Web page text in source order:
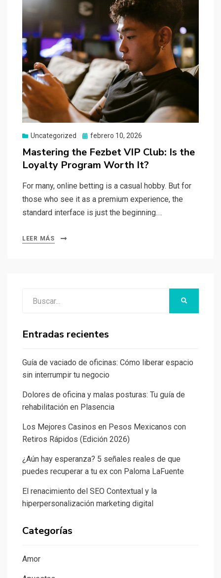
Uncategorized
Publicado
febrero 10, 2026
Mastering the Fezbet VIP Club: Is the
Loyalty Program Worth It?
For many, online betting is a casual hobby. But for
those who see it as a premium experience, the
standard interface is just the beginning.…
LEER MÁS
Entradas recientes
Guía de vaciado de oficinas: Cómo liberar espacio
sin interrumpir tu negocio
Dolores de oficina y malas posturas: Tu guía de
rehabilitación en Plasencia
Los Mejores Casinos en Pesos Mexicanos con
Retiros Rápidos (Edición 2026)
¿Aún hay esperanza? 5 señales reales de que
puedes recuperar a tu ex con Paloma LaFuente
El renacimiento del SEO Contextual y la
hiperpersonalización marketing digital
Categorías
Amor